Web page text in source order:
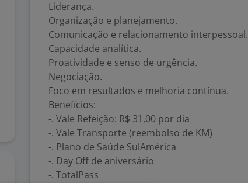
Liderança.
Organização e planejamento.
Comunicação e relacionamento interpessoal.
Capacidade analítica.
Proatividade e senso de urgência.
Negociação.
Foco em resultados e melhoria contínua.
Benefícios:
-. Vale Refeição: R$ 31,00 por dia
-. Vale Transporte (reembolso de KM)
-. Plano de Saúde SulAmérica
-. Day Off de aniversário
-. TotalPass